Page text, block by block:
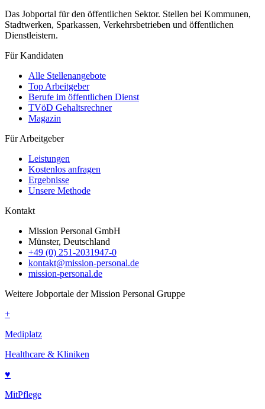
Das Jobportal für den öffentlichen Sektor. Stellen bei Kommunen,
Stadtwerken, Sparkassen, Verkehrsbetrieben und öffentlichen
Dienstleistern.
Für Kandidaten
Alle Stellenangebote
Top Arbeitgeber
Berufe im öffentlichen Dienst
TVöD Gehaltsrechner
Magazin
Für Arbeitgeber
Leistungen
Kostenlos anfragen
Ergebnisse
Unsere Methode
Kontakt
Mission Personal GmbH
Münster, Deutschland
+49 (0) 251-2031947-0
kontakt@mission-personal.de
mission-personal.de
Weitere Jobportale der Mission Personal Gruppe
+
Mediplatz
Healthcare & Kliniken
♥
MitPflege